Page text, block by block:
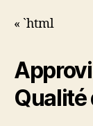
« `html
Qualité